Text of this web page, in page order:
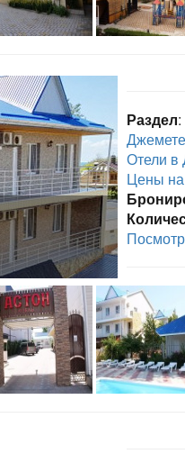
Раздел:
Джемете
Отели в
Цены на